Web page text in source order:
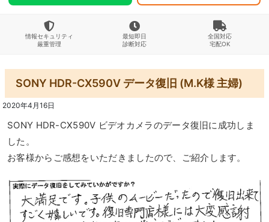
情報セキュリティ
厳重管理
最短即日
診断対応
全国対応
宅配OK
SONY HDR-CX590V データ復旧 (M.K様 主婦)
2020年4月16日
SONY HDR-CX590V ビデオカメラのデータ復旧に成功しま
した。
お客様からご感想をいただきましたので、ご紹介します。